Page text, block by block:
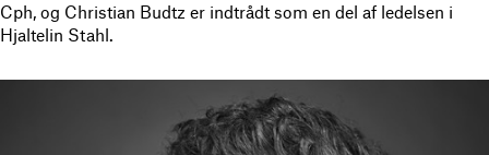
Cph, og Christian Budtz er indtrådt som en del af ledelsen i
Hjaltelin Stahl.